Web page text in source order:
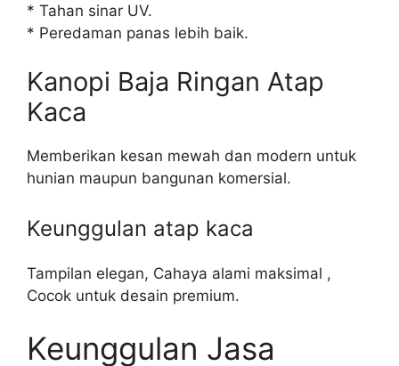
* Tahan sinar UV.
* Peredaman panas lebih baik.
Kanopi Baja Ringan Atap
Kaca
Memberikan kesan mewah dan modern untuk
hunian maupun bangunan komersial.
Keunggulan atap kaca
Tampilan elegan, Cahaya alami maksimal ,
Cocok untuk desain premium.
Keunggulan Jasa